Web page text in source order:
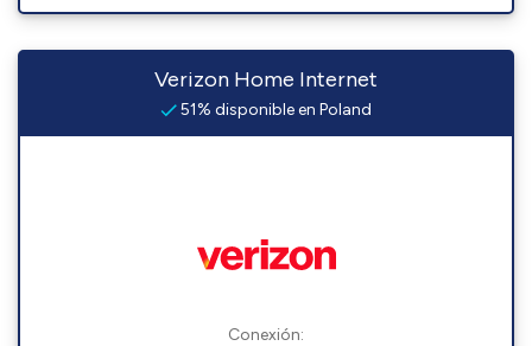
Verizon Home Internet
51% disponible en Poland
Conexión: